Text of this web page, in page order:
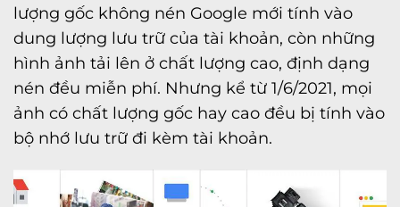
lượng gốc không nén Google mới tính vào
dung lượng lưu trữ của tài khoản, còn những
hình ảnh tải lên ở chất lượng cao, định dạng
nén đều miễn phí. Nhưng kể từ 1/6/2021, mọi
ảnh có chất lượng gốc hay cao đều bị tính vào
bộ nhớ lưu trữ đi kèm tài khoản.